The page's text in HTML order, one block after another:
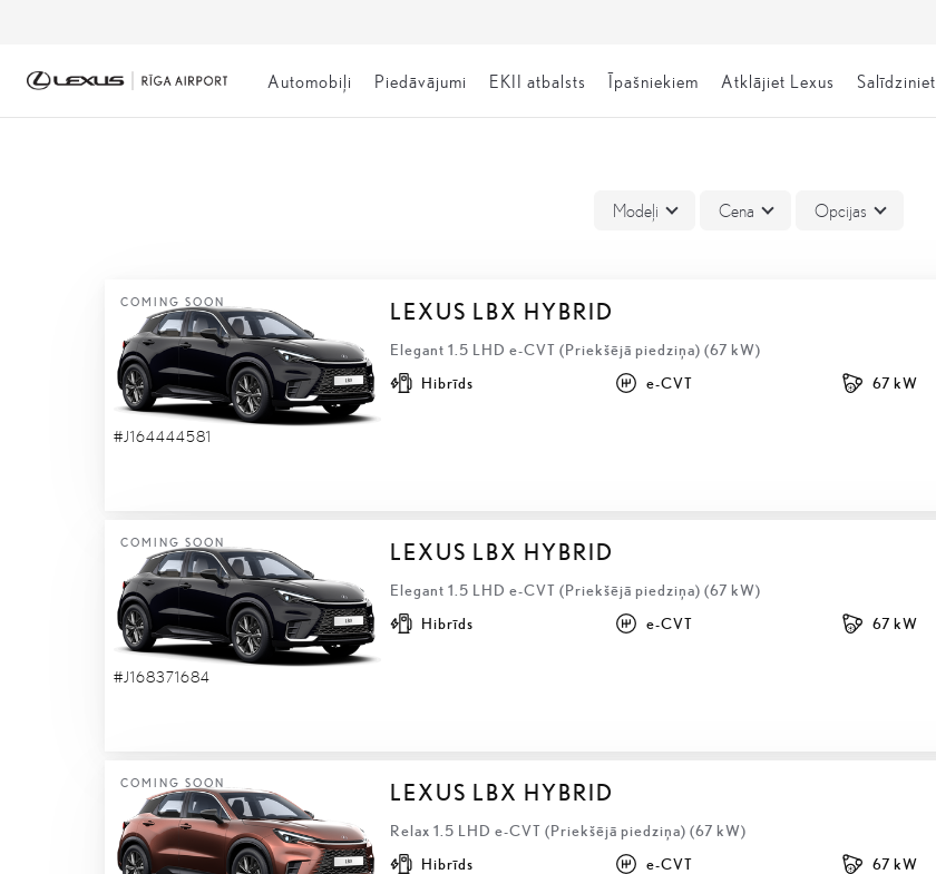
Automobiļi Piedāvājumi EKII atbalsts Īpašniekiem Atklājiet Lexus Salīdziniet
Modeļi Cena Opcijas
COMING SOON
#J164444581
LEXUS LBX HYBRID
Elegant 1.5 LHD e-CVT (Priekšējā piedziņa) (67 kW)
Hibrīds e-CVT 67 kW
COMING SOON
#J168371684
LEXUS LBX HYBRID
Elegant 1.5 LHD e-CVT (Priekšējā piedziņa) (67 kW)
Hibrīds e-CVT 67 kW
COMING SOON LEXUS LBX HYBRID
Relax 1.5 LHD e-CVT (Priekšējā piedziņa) (67 kW)
Hibrīds e-CVT 67 kW